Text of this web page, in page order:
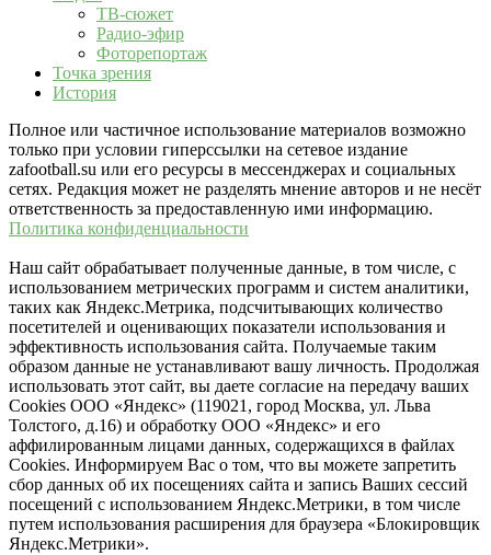
ТВ-сюжет
Радио-эфир
Фоторепортаж
Точка зрения
История
Полное или частичное использование материалов возможно
только при условии гиперссылки на сетевое издание
zafootball.su или его ресурсы в мессенджерах и социальных
сетях. Редакция может не разделять мнение авторов и не несёт
ответственность за предоставленную ими информацию.
Политика конфиденциальности
Наш сайт обрабатывает полученные данные, в том числе, с
использованием метрических программ и систем аналитики,
таких как Яндекс.Метрика, подсчитывающих количество
посетителей и оценивающих показатели использования и
эффективность использования сайта. Получаемые таким
образом данные не устанавливают вашу личность. Продолжая
использовать этот сайт, вы даете согласие на передачу ваших
Cookies ООО «Яндекс» (119021, город Москва, ул. Льва
Толстого, д.16) и обработку ООО «Яндекс» и его
аффилированным лицами данных, содержащихся в файлах
Cookies. Информируем Вас о том, что вы можете запретить
сбор данных об их посещениях сайта и запись Ваших сессий
посещений с использованием Яндекс.Метрики, в том числе
путем использования расширения для браузера «Блокировщик
Яндекс.Метрики».